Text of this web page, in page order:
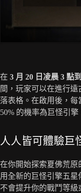
在 3 月 20 日凌晨 3 點
間，玩家可以在進行
落表格。在啟用後，
50% 的機率為巨怪引擎
人人皆可體驗巨
在你開始探索夏佛荒
用全新的巨怪引擎五星
不會提升你的戰鬥等